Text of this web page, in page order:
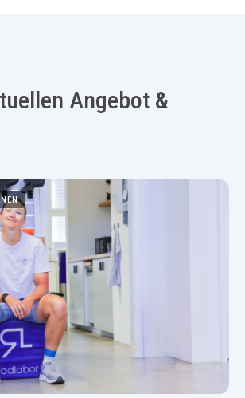
Angebot &